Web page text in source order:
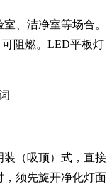
、洁净室等场合。
阻燃。LED平板灯
装（吸顶）式，直接
，须先旋开净化灯面